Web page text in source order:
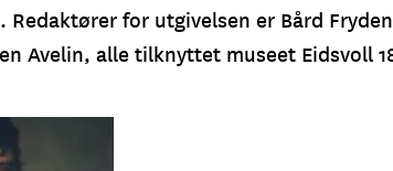
Redaktører for utgivelsen er Bård
Avelin, alle tilknyttet museet Eidsvoll